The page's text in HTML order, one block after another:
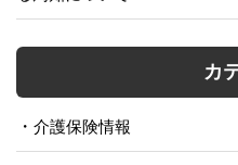
カ
介護保険情報